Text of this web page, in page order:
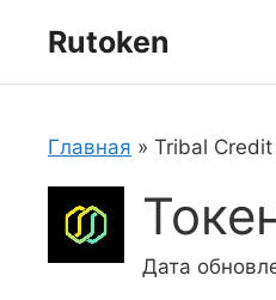
Rutoken
Главная » Tribal Credit
Дата